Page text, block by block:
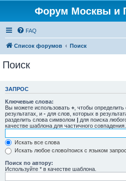
Форум Москвы и
FAQ
Список форумов Поиск
Поиск
ЗАПРОС
Ключевые слова:
Вы можете использовать + , чтобы
результатах, и - для слов, которых в
разделить слова символом | для поиска
качестве шаблона для частичного совпадения.
Искать все слова
Искать любое слово/поиск с языком
Поиск по автору:
Используйте * в качестве шаблона.